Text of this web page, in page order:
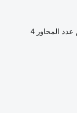
عدد المحاور 4